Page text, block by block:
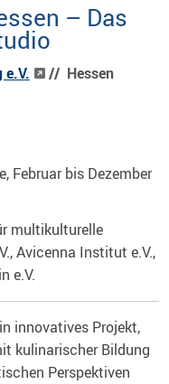
– Das
// Hessen
Februar bis Dezember
multikulturelle
Avicenna Institut e.V.,
e.V.
innovatives Projekt,
kulinarischer Bildung
Perspektiven